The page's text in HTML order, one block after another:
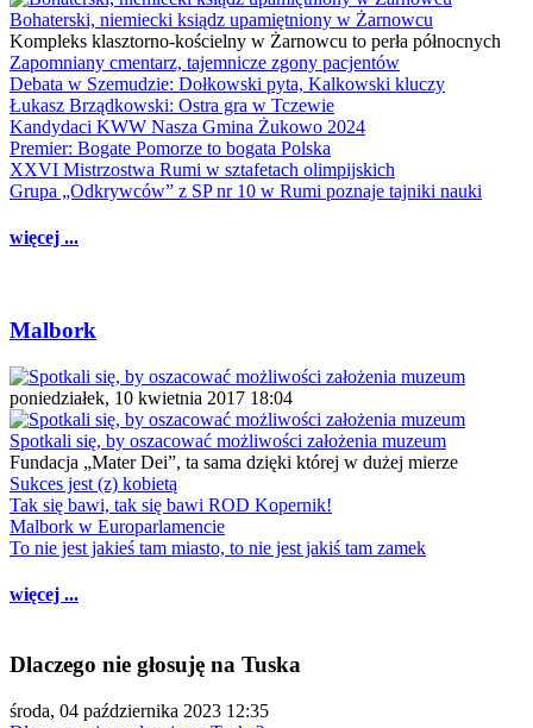
Bohaterski, niemiecki ksiądz upamiętniony w Żarnowcu
Kompleks klasztorno-kościelny w Żarnowcu to perła północnych
Zapomniany cmentarz, tajemnicze zgony pacjentów
Debata w Szemudzie: Dołkowski pyta, Kalkowski kluczy
Łukasz Brządkowski: Ostra gra w Tczewie
Kandydaci KWW Nasza Gmina Żukowo 2024
Premier: Bogate Pomorze to bogata Polska
XXVI Mistrzostwa Rumi w sztafetach olimpijskich
Grupa „Odkrywców” z SP nr 10 w Rumi poznaje tajniki nauki
więcej ...
Malbork
poniedziałek, 10 kwietnia 2017 18:04
Spotkali się, by oszacować możliwości założenia muzeum
Fundacja „Mater Dei”, ta sama dzięki której w dużej mierze
Sukces jest (z) kobietą
Tak się bawi, tak się bawi ROD Kopernik!
Malbork w Europarlamencie
To nie jest jakieś tam miasto, to nie jest jakiś tam zamek
więcej ...
Dlaczego nie głosuję na Tuska
środa, 04 października 2023 12:35